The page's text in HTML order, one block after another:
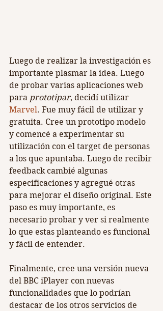
Luego de realizar la investigación es
importante plasmar la idea. Luego
de probar varias aplicaciones web
para prototipar, decidí utilizar
Marvel. Fue muy fácil de utilizar y
gratuita. Cree un prototipo modelo
y comencé a experimentar su
utilización con el target de personas
a los que apuntaba. Luego de recibir
feedback cambié algunas
especificaciones y agregué otras
para mejorar el diseño original. Este
paso es muy importante, es
necesario probar y ver si realmente
lo que estas planteando es funcional
y fácil de entender.
Finalmente, cree una versión nueva
del BBC iPlayer con nuevas
funcionalidades que lo podrían
destacar de los otros servicios de